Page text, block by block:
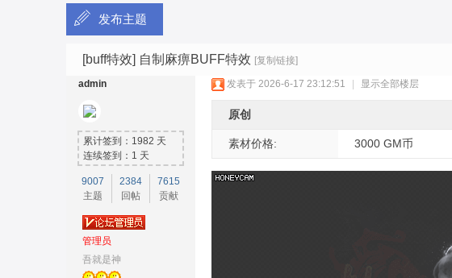
传
发布主题
[buff特效] 自制麻痹BUFF特效 [复制链接]
admin
累计签到：1982 天
连续签到：1 天
9007
主题
2384
回帖
7615
贡献
管理员
吾就是神
发表于 2026-6-17 23:12:51 显示全部楼层
原创
素材价格: 3000 GM币